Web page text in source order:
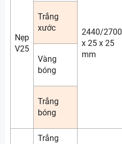
Nẹp
V25
2440/2700
x 25 x 25
mm
Trắng
xước
Vàng
bóng
Trắng
bóng
Trắng